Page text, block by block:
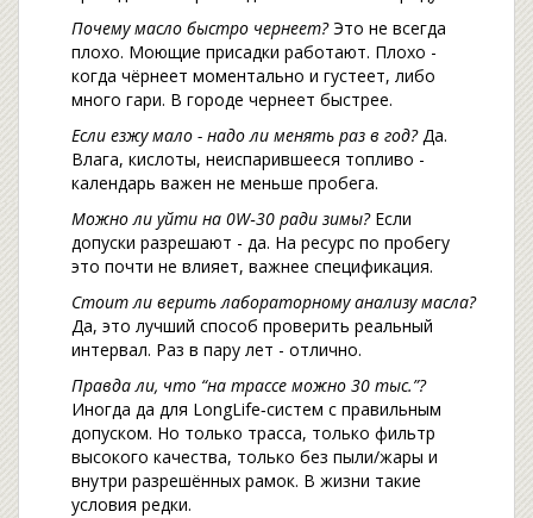
Почему масло быстро чернеет?Это не всегда
плохо. Моющие присадки работают. Плохо -
когда чёрнеет моментально и густеет, либо
много гари. В городе чернеет быстрее.
Если езжу мало - надо ли менять раз в год?Да.
Влага, кислоты, неиспарившееся топливо -
календарь важен не меньше пробега.
Можно ли уйти на 0W‑30 ради зимы?Если
допуски разрешают - да. На ресурс по пробегу
это почти не влияет, важнее спецификация.
Стоит ли верить лабораторному анализу масла?
Да, это лучший способ проверить реальный
интервал. Раз в пару лет - отлично.
Правда ли, что “на трассе можно 30 тыс.”?
Иногда да для LongLife‑систем с правильным
допуском. Но только трасса, только фильтр
высокого качества, только без пыли/жары и
внутри разрешённых рамок. В жизни такие
условия редки.